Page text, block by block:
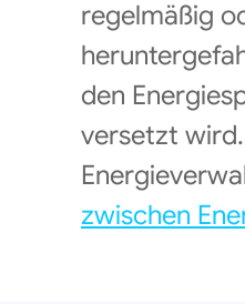
regelmäßig
den
versetzt
zwischen